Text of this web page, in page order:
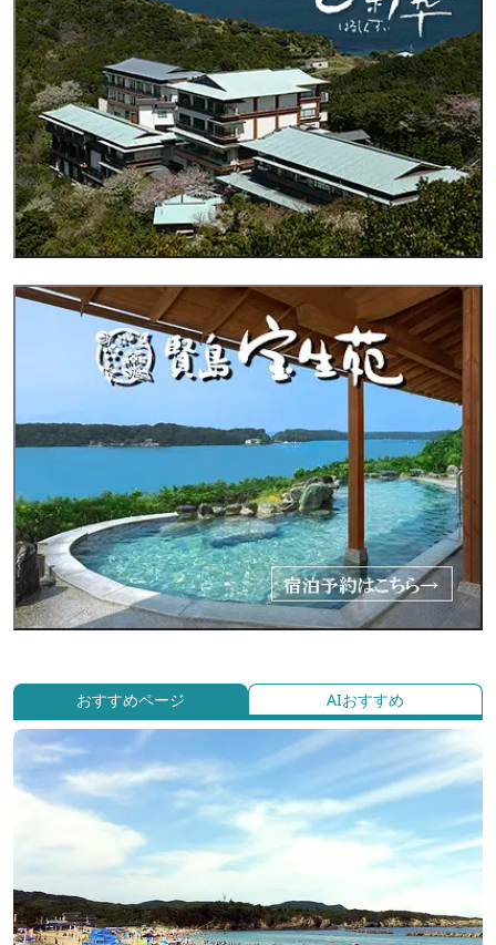
おすすめページ AIおすすめ